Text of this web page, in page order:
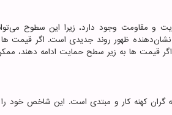
و مقاومت وجود دارد، زیرا این سطوح
نشان‌دهنده ظهور روند جدیدی است. اگر
اگر قیمت ها به زیر سطح حمایت ادامه دهند،
گران کهنه کار و مبتدی است. این شاخص خود